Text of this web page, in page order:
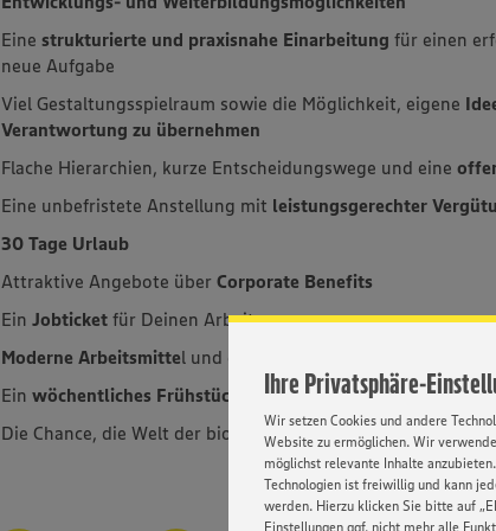
Ihre Privatsphäre-
Wir setzen Cookies und andere
Website zu ermöglichen. Wir
möglichst relevante Inhalte
Technologien ist freiwillig und kann
werden. Hierzu klicken Sie bitte auf
Einstellungen ggf. nicht mehr alle
Einestrukturierte und praxisnahe Einarbeitung für einen
neue Aufgabe
Viel Gestaltungsspielraum sowie die Möglichkeit, eigene
Verantwortung zu übernehmen
Flache Hierarchien, kurze Entscheidungswege und eine
Eine unbefristete Anstellung mit leistungsgerechter
30 Tage Urlaub
Attraktive Angebote überCorporate Benefits
EinJobticket für Deinen Arbeitsweg
Moderne Arbeitsmittel und eine zeitgemäße Büroausstattung
Einwöchentliches Frühstücksbuffet für einen
Die Chance, die Welt der biologisch erzeugten Lebensmittel